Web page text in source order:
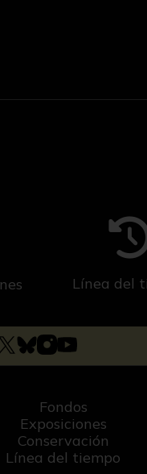
Línea del
Fondos
Exposiciones
Conservación
Línea del tiempo